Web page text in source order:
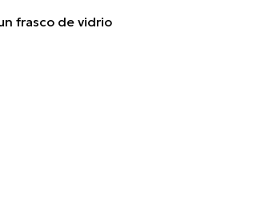
frasco de vidrio